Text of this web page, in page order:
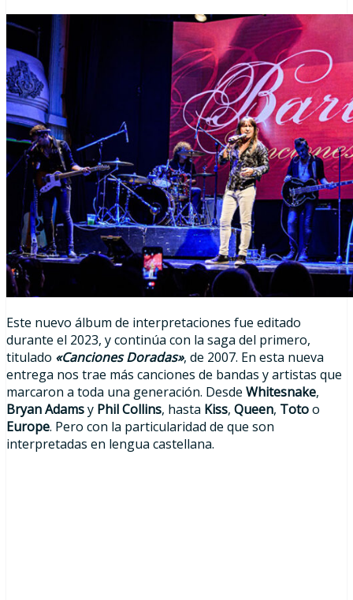
Este nuevo álbum de interpretaciones fue editado
durante el 2023, y continúa con la saga del primero,
titulado «Canciones Doradas», de 2007. En esta nueva
entrega nos trae más canciones de bandas y artistas que
marcaron a toda una generación. Desde Whitesnake,
Bryan Adamsy Phil Collins, hasta Kiss, Queen, Totoo
Europe. Pero con la particularidad de que son
interpretadas en lengua castellana.